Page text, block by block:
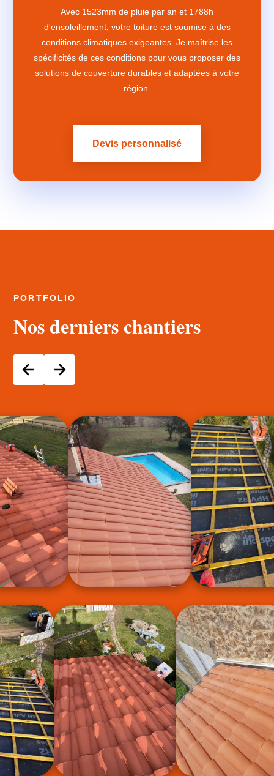
Avec 1523mm de pluie par an et 1788h
d'ensoleillement, votre toiture est soumise à des
conditions climatiques exigeantes. Je maîtrise les
spécificités de ces conditions pour vous proposer des
solutions de couverture durables et adaptées à votre
région.
Devis personnalisé
PORTFOLIO
Nos derniers chantiers